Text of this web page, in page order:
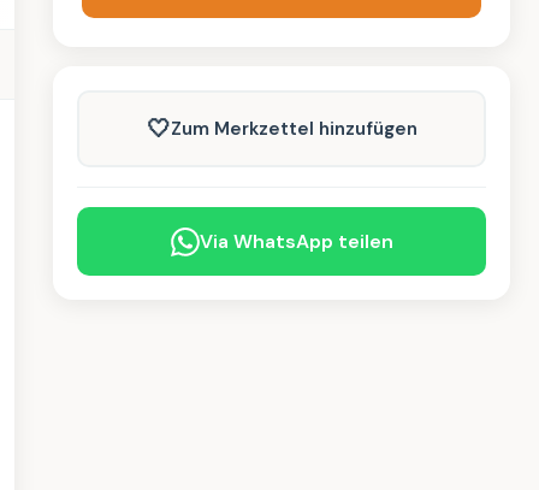
🤍Zum Merkzettel hinzufügen
Via WhatsApp teilen